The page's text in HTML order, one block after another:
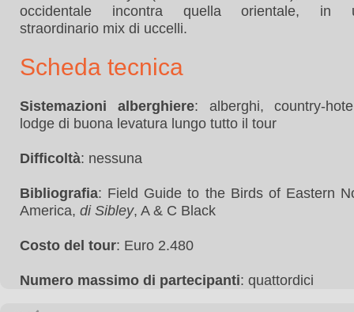
occidentale incontra quella orientale, in
straordinario mix di uccelli.
Scheda tecnica
Sistemazioni alberghiere: alberghi, country-
lodge di buona levatura lungo tutto il tour
Difficoltà: nessuna
Bibliografia: Field Guide to the Birds of Eastern
America, di Sibley, A & C Black
Costo del tour: Euro 2.480
Numero massimo di partecipanti: quattordici